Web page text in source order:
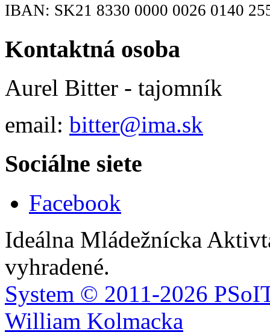
IBAN: SK21 8330 0000 0026 0140
Kontaktná osoba
Aurel Bitter - tajomník
email: bitter@ima.sk
Sociálne siete
Facebook
Ideálna Mládežnícka
vyhradené.
System © 2011-2026
William Kolmacka